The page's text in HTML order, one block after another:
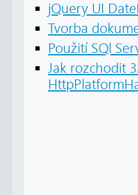
jQuery UI
Tvorba
Použití SQl
Jak rozchodit